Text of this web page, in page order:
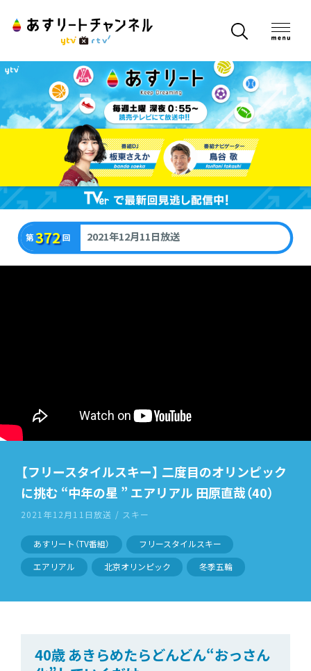
第372回 2021年12月11日放送
【フリースタイルスキー】 二度目のオリンピック
に挑む “中年の星 ” エアリアル 田原直哉（40）
2021年12月11日放送 / スキー
あすリート（TV番組）
フリースタイルスキー
エアリアル
北京オリンピック 冬季五輪
40歳 あきらめたらどんどん“おっさん